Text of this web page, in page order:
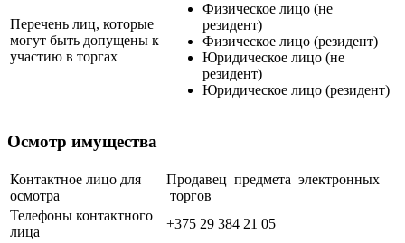
Перечень лиц, которые
могут быть допущены к
участию в торгах
Физическое лицо (не
резидент)
Физическое лицо (резидент)
Юридическое лицо (не
резидент)
Юридическое лицо (резидент)
Осмотр имущества
Контактное лицо для
осмотра
Продавец предмета электронных
торгов
Телефоны контактного
лица
+375 29 384 21 05